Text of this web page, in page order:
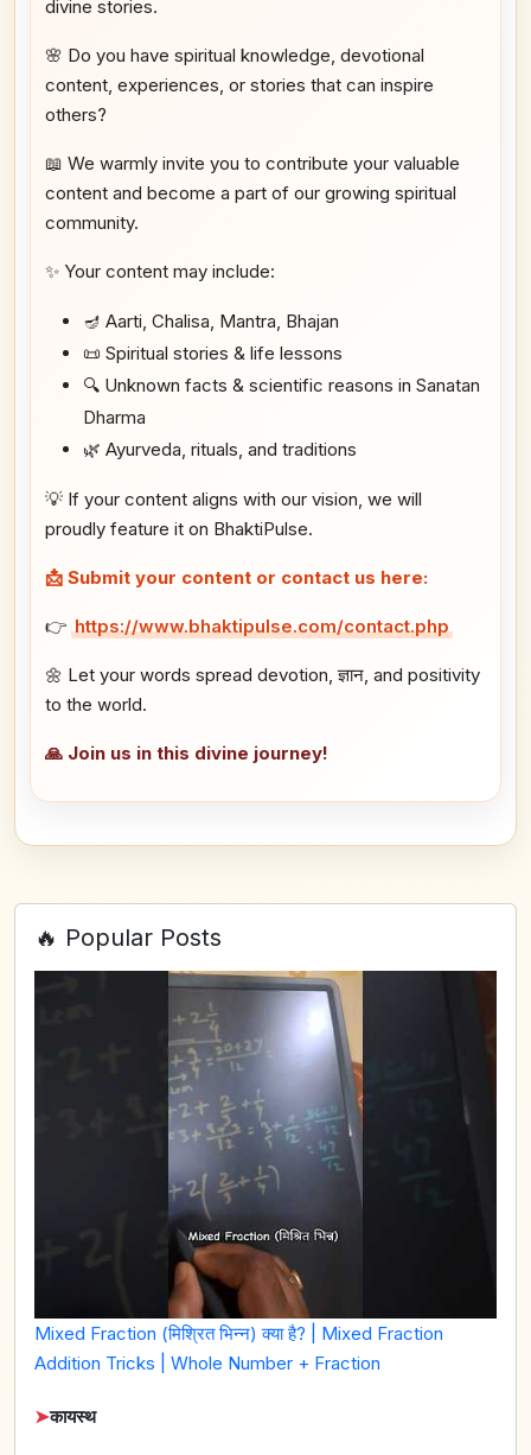
divine stories.
🌸 Do you have spiritual knowledge, devotional
content, experiences, or stories that can inspire
others?
📖 We warmly invite you to contribute your valuable
content and become a part of our growing spiritual
community.
✨ Your content may include:
🪔 Aarti, Chalisa, Mantra, Bhajan
📜 Spiritual stories & life lessons
🔍 Unknown facts & scientific reasons in Sanatan
Dharma
🌿 Ayurveda, rituals, and traditions
💡 If your content aligns with our vision, we will
proudly feature it on BhaktiPulse.
📩 Submit your content or contact us here:
👉 https://www.bhaktipulse.com/contact.php
🌼 Let your words spread devotion, ज्ञान, and positivity
to the world.
🙏 Join us in this divine journey!
🔥 Popular Posts
Mixed Fraction (मिश्रित भिन्न) क्या है? | Mixed Fraction
Addition Tricks | Whole Number + Fraction
➤कायस्थ